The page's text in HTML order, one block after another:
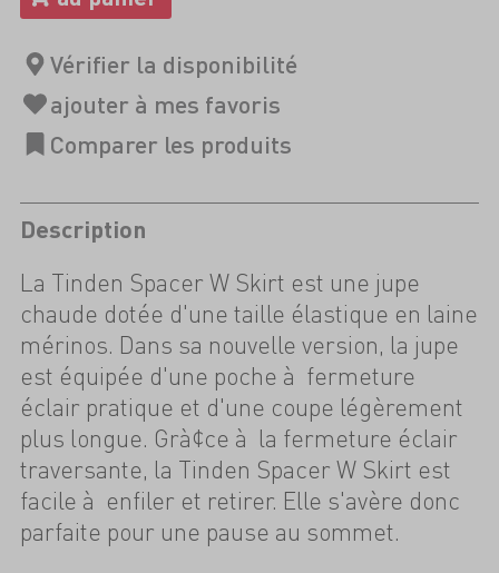
Description
La Tinden Spacer W Skirt est une jupe
chaude dotée d'une taille élastique en laine
mérinos. Dans sa nouvelle version, la jupe
est équipée d'une poche à fermeture
éclair pratique et d'une coupe légèrement
plus longue. Grà¢ce à la fermeture éclair
traversante, la Tinden Spacer W Skirt est
facile à enfiler et retirer. Elle s'avère donc
parfaite pour une pause au sommet.